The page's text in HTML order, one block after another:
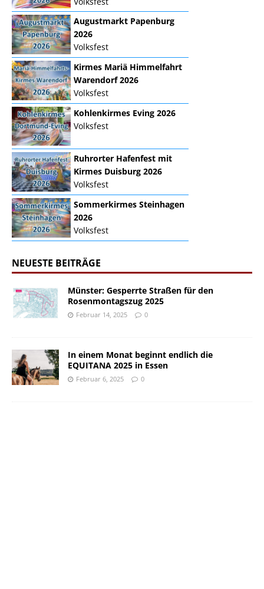
Augustmarkt Papenburg
2026
Volksfest
Kirmes Mariä Himmelfahrt
Warendorf 2026
Volksfest
Kohlenkirmes Eving 2026
Volksfest
Ruhrorter Hafenfest mit
Kirmes Duisburg 2026
Volksfest
Sommerkirmes Steinhagen
2026
Volksfest
NEUESTE BEITRÄGE
Münster: Gesperrte Straßen für den
Rosenmontagszug 2025
Februar 14, 2025 0
In einem Monat beginnt endlich die
EQUITANA 2025 in Essen
Februar 6, 2025 0